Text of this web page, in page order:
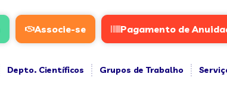
Associe-se Pagamento de
Depto. Científicos Grupos de Trabalho